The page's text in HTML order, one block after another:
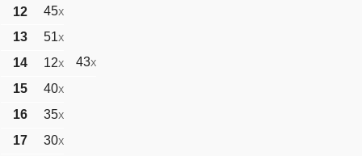
12
45X
13 51X
14 12X 43X
15 40X
16 35X
17 30X